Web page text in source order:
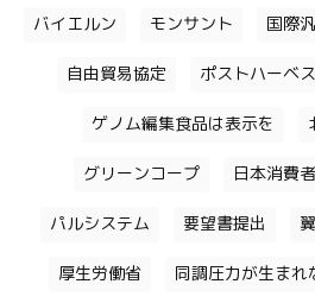
バイエルン モンサント 国際
自由貿易協定 ポストハーベ
ゲノム編集食品は表示を
グリーンコープ 日本消費
パルシステム 要望書提出
厚生労働省 同調圧力が生まれ